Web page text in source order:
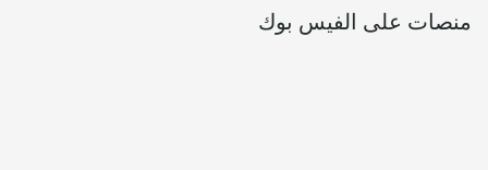
منصات على الفيس بوك